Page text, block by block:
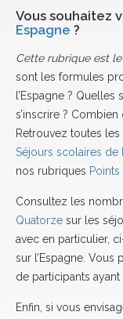
Vous souhaitez
Espagne ?
Cette rubrique est
sont les formules
l’Espagne ?
s’inscrire ?
Retrouvez toutes
Séjours scolaires
nos rubriques Points
Consultez les
Quatorze sur les
avec en particulier,
sur l’Espagne.
de participants
Enfin, si vous